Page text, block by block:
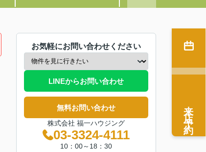
お気軽にお問い合わせください
LINEからお問い合わせ
無料お問い合わせ
株式会社 福一ハウジング
03-3324-4111
10：00～18：30
来店予約